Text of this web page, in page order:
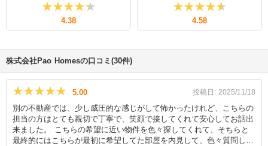
★★★★★
★★★★★
4.38
★★★★★
★★★★★
4.58
株式会社Pao Homesの口コミ(30件)
★★★★★
★★★★★ 5.00 投稿日: 2025/11/18
別の不動産では、少し威圧的な感じがして怖かったけれど、こちらの
担当の方はとても親切で丁寧で、笑顔で接してくれて安心してお話出
来ました。 こちらの希望に近い物件を色々探してくれて、そちらと
最終的にはこちらが最初に希望してた部屋を内見して、色々質問して